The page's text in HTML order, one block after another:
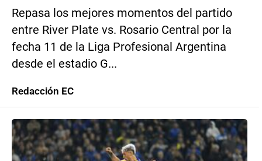
Repasa los mejores momentos del partido
entre River Plate vs. Rosario Central por la
fecha 11 de la Liga Profesional Argentina
desde el estadio G...
Redacción EC